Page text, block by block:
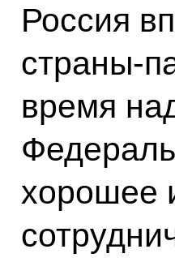
Россия
страны-
время
хорошее